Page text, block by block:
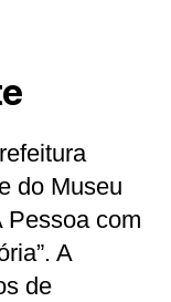
do Museu
Pessoa com
A
de